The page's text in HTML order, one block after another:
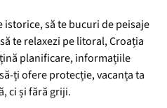
istorice, să te bucuri de peisaje
te relaxezi pe litoral, Croația
planificare, informațiile
ți ofere protecție, vacanța ta
ci și fără griji.